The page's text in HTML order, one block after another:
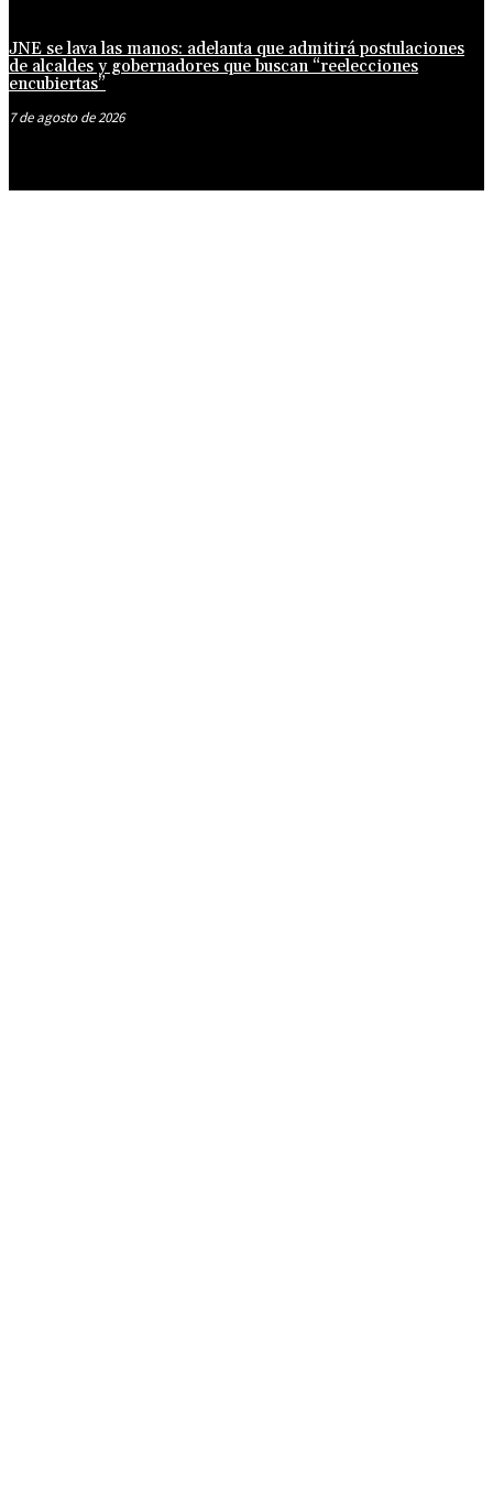
JNE se lava las manos: adelanta que admitirá postulaciones
de alcaldes y gobernadores que buscan “reelecciones
encubiertas”
7 de agosto de 2026